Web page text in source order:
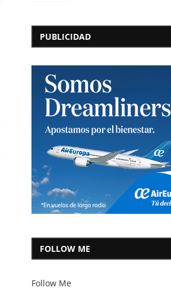
PUBLICIDAD
FOLLOW ME
Follow Me